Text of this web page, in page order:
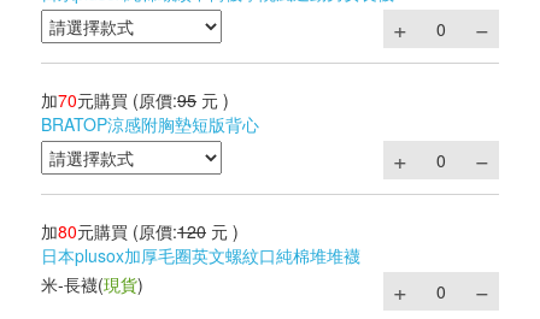
加70元購買 (原價:95 元 )
BRATOP涼感附胸墊短版背心
加80元購買 (原價:120 元 )
日本plusox加厚毛圈英文螺紋口純棉堆堆襪
米-長襪(現貨)